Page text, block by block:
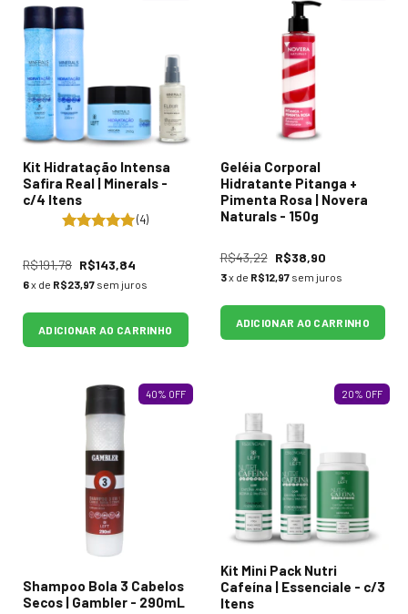
Kit Hidratação Intensa
Safira Real | Minerals -
c/4 Itens
(4)
R$191,78 R$143,84
6x de R$23,97 sem juros
ADICIONAR AO CARRINHO
Geléia Corporal
Hidratante Pitanga +
Pimenta Rosa | Novera
Naturals - 150g
R$43,22 R$38,90
3x de R$12,97 sem juros
ADICIONAR AO CARRINHO
40% OFF
Shampoo Bola 3 Cabelos
Secos | Gambler - 290mL
20% OFF
Kit Mini Pack Nutri
Cafeína | Essenciale - c/3
Itens